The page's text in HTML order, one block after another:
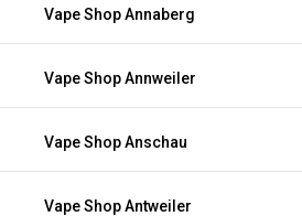
Vape Shop Annaberg
Vape Shop Annweiler
Vape Shop Anschau
Vape Shop Antweiler